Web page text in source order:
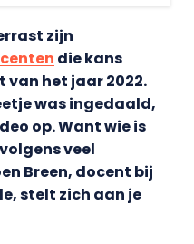
zijn
die kans
van het jaar 2022.
was ingedaald,
op. Want wie is
veel
Breen, docent bij
stelt zich aan je